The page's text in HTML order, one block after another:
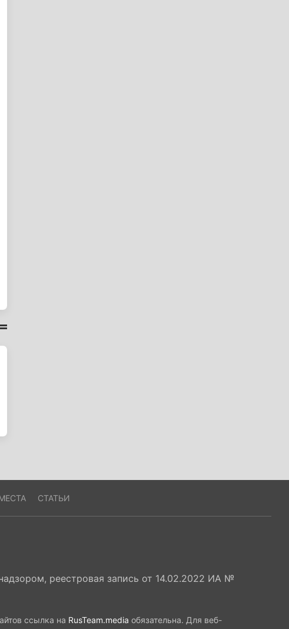
СТАТЬИ
реестровая запись от 14.02.2022 ИА №
ссылка на RusTeam.media обязательна. Для веб-